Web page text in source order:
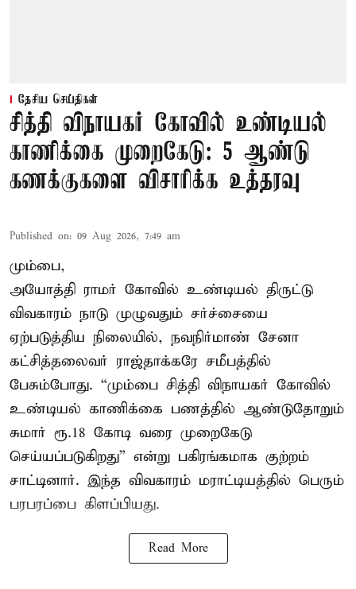
தேசிய செய்திகள்
சித்தி விநாயகர் கோவில் உண்டியல்
காணிக்கை முறைகேடு: 5 ஆண்டு
கணக்குகளை விசாரிக்க உத்தரவு
Published on: 09 Aug 2026, 7:49 am
மும்பை,
அயோத்தி ராமர் கோவில் உண்டியல் திருட்டு
விவகாரம் நாடு முழுவதும் சர்ச்சையை
ஏற்படுத்திய நிலையில், நவநிர்மாண் சேனா
கட்சித்தலைவர் ராஜ்தாக்கரே சமீபத்தில்
பேசும்போது. “மும்பை சித்தி விநாயகர் கோவில்
உண்டியல் காணிக்கை பணத்தில் ஆண்டுதோறும்
சுமார் ரூ.18 கோடி வரை முறைகேடு
செய்யப்படுகிறது” என்று பகிரங்கமாக குற்றம்
சாட்டினார். இந்த விவகாரம் மராட்டியத்தில் பெரும்
பரபரப்பை கிளப்பியது.
Read More